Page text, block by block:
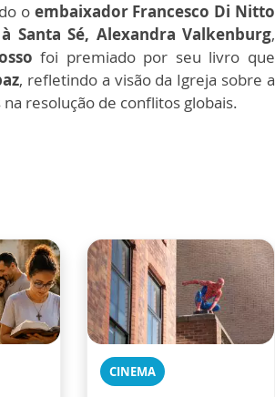
o embaixador Francesco Di Nitto
Santa Sé, Alexandra Valkenburg,
foi premiado por seu livro que
, refletindo a visão da Igreja sobre a
resolução de conflitos globais.
CINEMA